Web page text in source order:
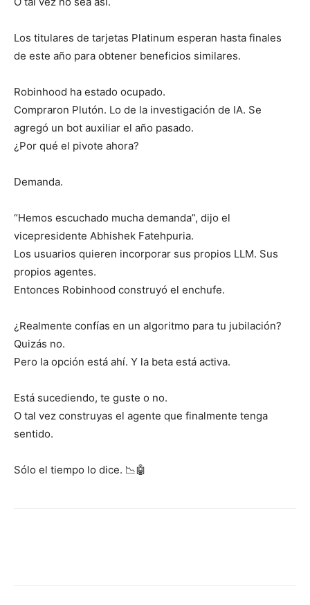
Los titulares de tarjetas Platinum esperan hasta finales
de este año para obtener beneficios similares.
Robinhood ha estado ocupado.
Compraron Plutón. Lo de la investigación de IA. Se
agregó un bot auxiliar el año pasado.
¿Por qué el pivote ahora?
Demanda.
“Hemos escuchado mucha demanda”, dijo el
vicepresidente Abhishek Fatehpuria.
Los usuarios quieren incorporar sus propios LLM. Sus
propios agentes.
Entonces Robinhood construyó el enchufe.
¿Realmente confías en un algoritmo para tu jubilación?
Quizás no.
Pero la opción está ahí. Y la beta está activa.
Está sucediendo, te guste o no.
O tal vez construyas el agente que finalmente tenga
sentido.
Sólo el tiempo lo dice. 📉🤖